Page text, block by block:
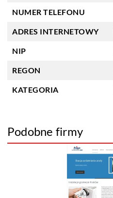
NUMER TELEFONU
ADRES INTERNETOWY
NIP
REGON
KATEGORIA
Podobne firmy